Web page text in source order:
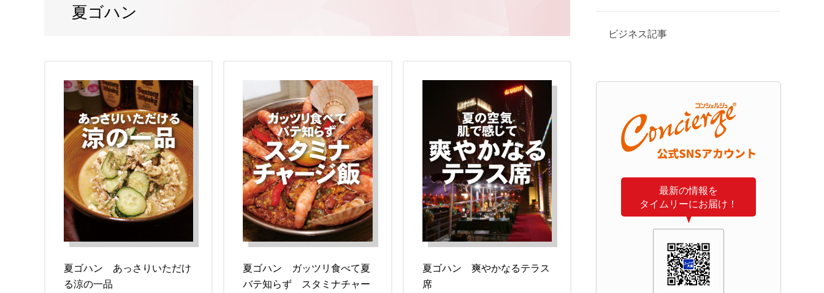
夏ゴハン
夏ゴハン あっさりいただけ
る涼の一品
夏ゴハン ガッツリ食べて夏
バテ知らず スタミナチャー
夏ゴハン 爽やかなるテラス
席
ビジネス記事
最新の情報を
タイムリーにお届け！